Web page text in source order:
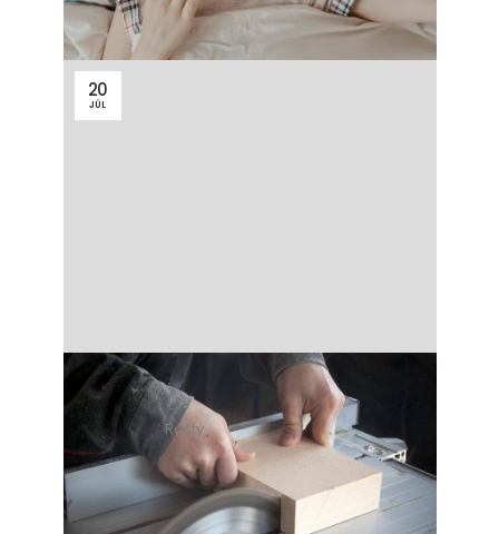
20
JÚL
Rošty 8 minút čítania
Ako vyrábame rošty do
postele u nás v Materasso?